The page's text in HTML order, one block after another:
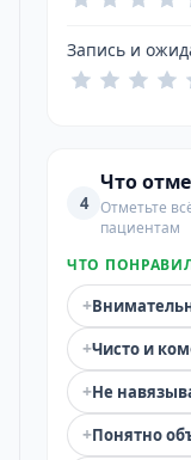
Запись и
4
Что
Отметьте
пациентам
ЧТО
+
+Чисто и
+Не
+Понятно